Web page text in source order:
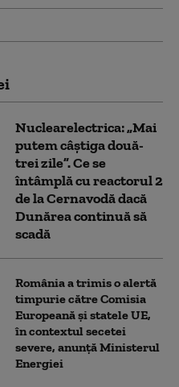
Nuclearelectrica: „Mai
putem câștiga două-
trei zile”. Ce se
întâmplă cu reactorul 2
de la Cernavodă dacă
Dunărea continuă să
scadă
România a trimis o alertă
timpurie către Comisia
Europeană și statele UE,
în contextul secetei
severe, anunță Ministerul
Energiei